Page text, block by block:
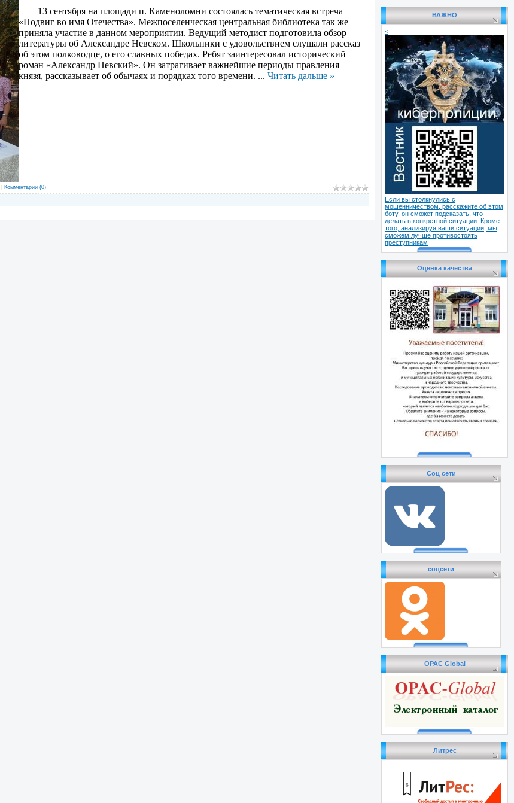
13 сентября на площади п. Каменоломни состоялась тематическая встреча
«Подвиг во имя Отечества». Межпоселенческая центральная библиотека так же
приняла участие в данном мероприятии. Ведущий методист подготовила обзор
литературы об Александре Невском. Школьники с удовольствием слушали рассказ
об этом полководце, о его славных победах. Ребят заинтересовал исторический
роман «Александр Невский». Он затрагивает важнейшие периоды правления
князя, рассказывает об обычаях и порядках того времени. ... Читать дальше »
Комментарии (0)
ВАЖНО
<
Если вы столкнулись с
мошенничеством, расскажите об этом
боту, он сможет подсказать, что
делать в конкретной ситуации. Кроме
того, анализируя ваши ситуации, мы
сможем лучше противостоять
преступникам
Оценка качества
Соц сети
соцсети
OPAC Global
Литрес